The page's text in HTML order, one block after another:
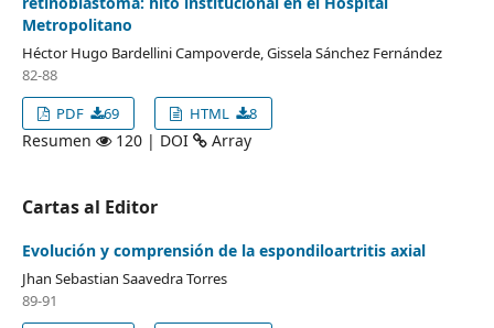
Metropolitano
Héctor Hugo Bardellini Campoverde, Gissela Sánchez Fernández
82-88
PDF
69 HTML 8
Resumen 120 | DOI Array
Cartas al Editor
Evolución y comprensión de la espondiloartritis axial
Jhan Sebastian Saavedra Torres
89-91